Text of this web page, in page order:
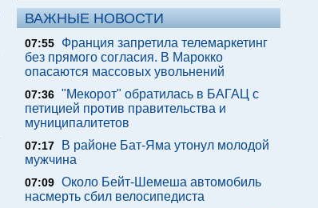
ВАЖНЫЕ НОВОСТИ
07:55
Франция запретила телемаркетинг
без прямого согласия. В Марокко
опасаются массовых увольнений
07:36 "Мекорот" обратилась в БАГАЦ с
петицией против правительства и
муниципалитетов
07:17
В районе Бат-Яма утонул молодой
мужчина
07:09 Около Бейт-Шемеша автомобиль
насмерть сбил велосипедиста